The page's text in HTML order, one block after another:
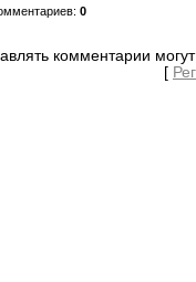
: 0
комментарии
[